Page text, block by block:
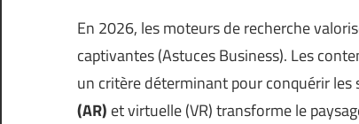
En 2026, les moteurs de recherche
captivantes (Astuces Business). Les
un critère déterminant pour conquérir les
(AR) et virtuelle (VR) transforme le